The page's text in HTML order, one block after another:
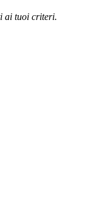
ai tuoi criteri.